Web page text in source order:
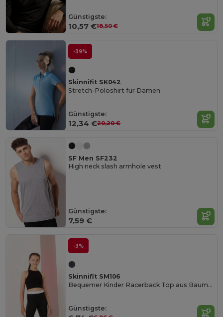
Günstigste:
10,57 €18,50 €
-39%
Skinnifit SK042
Stretch-Poloshirt für Damen
Günstigste:
12,34 €20,20 €
SF Men SF232
High neck slash armhole vest
Günstigste:
7,59 €
-3%
Skinnifit SM106
Bequemer Kinder Racerback Top aus Baumwolle
Günstigste: